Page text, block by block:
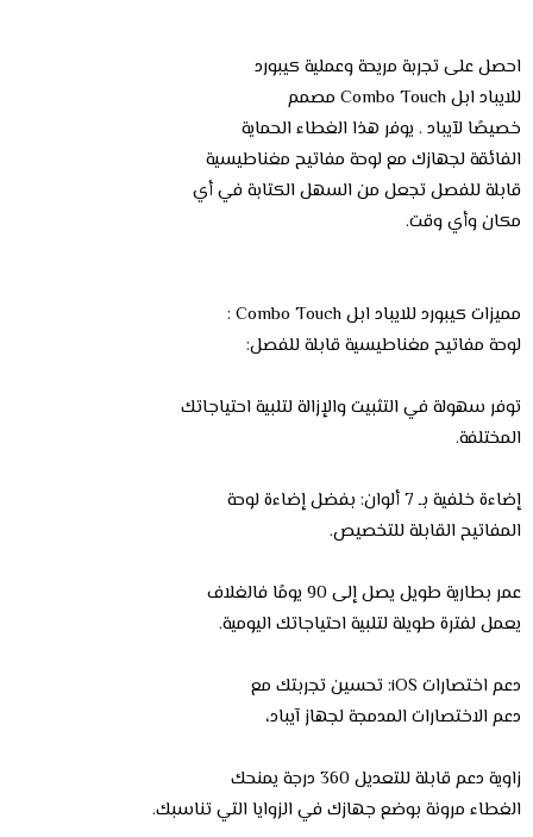
احصل على تجربة مريحة وعملية كيبورد
للايباد ابل Combo Touch مصمم
خصيصًا لآيباد . يوفر هذا الغطاء الحماية
الفائقة لجهازك مع لوحة مفاتيح مغناطيسية
قابلة للفصل تجعل من السهل الكتابة في أي
مكان وأي وقت.
مميزات كيبورد للايباد ابل Combo Touch :
لوحة مفاتيح مغناطيسية قابلة للفصل:
توفر سهولة في التثبيت والإزالة لتلبية احتياجاتك
المختلفة.
إضاءة خلفية بـ 7 ألوان: بفضل إضاءة لوحة
المفاتيح القابلة للتخصيص.
عمر بطارية طويل يصل إلى 90 يومًا فالغلاف
يعمل لفترة طويلة لتلبية احتياجاتك اليومية.
دعم اختصارات iOS: تحسين تجربتك مع
دعم الاختصارات المدمجة لجهاز آيباد،
زاوية دعم قابلة للتعديل 360 درجة يمنحك
الغطاء مرونة بوضع جهازك في الزوايا التي تناسبك.